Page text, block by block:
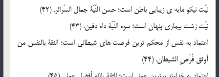
نيّت نيکو مايه ي زيبايي باطن است؛ حسن النّيّة جمال السّرائر. (42)
نيّت زشت بيماري پنهان است؛ سوء النّيّة داء دفين. (43)
اعتماد به نفس از محکم ترين فرصت هاي شيطاني است؛ الثقة بالنفس من
أوثق فُرَصِ الشيطان. (44)